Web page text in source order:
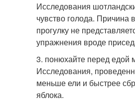
Исследования
чувство голода.
прогулку не
упражнения вроде
3. понюхайте перед едой
Исследования,
меньше ели и быстрее
яблока.